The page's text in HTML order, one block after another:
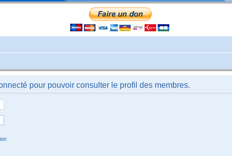
pour pouvoir consulter le profil des membres.